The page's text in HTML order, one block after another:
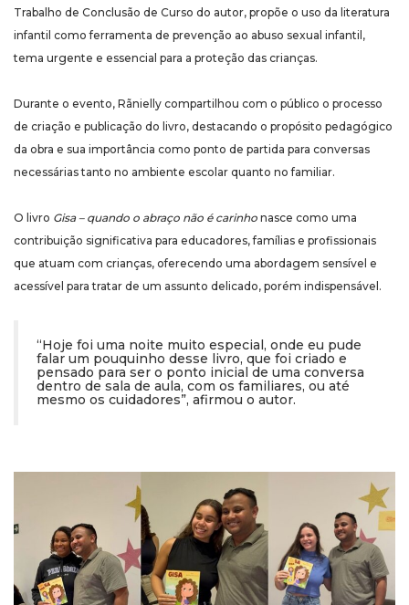
Trabalho de Conclusão de Curso do autor, propõe o uso da literatura
infantil como ferramenta de prevenção ao abuso sexual infantil,
tema urgente e essencial para a proteção das crianças.
Durante o evento, Rãnielly compartilhou com o público o processo
de criação e publicação do livro, destacando o propósito pedagógico
da obra e sua importância como ponto de partida para conversas
necessárias tanto no ambiente escolar quanto no familiar.
O livro Gisa – quando o abraço não é carinho nasce como uma
contribuição significativa para educadores, famílias e profissionais
que atuam com crianças, oferecendo uma abordagem sensível e
acessível para tratar de um assunto delicado, porém indispensável.
“Hoje foi uma noite muito especial, onde eu pude
falar um pouquinho desse livro, que foi criado e
pensado para ser o ponto inicial de uma conversa
dentro de sala de aula, com os familiares, ou até
mesmo os cuidadores”, afirmou o autor.